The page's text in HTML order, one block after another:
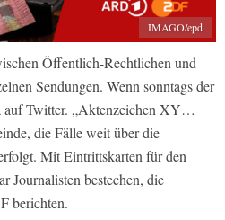
IMAGO/epd
Öffentlich-Rechtlichen und
Sendungen. Wenn sonntags der
auf Twitter. „Aktenzeichen XY…
die Fälle weit über die
Mit Eintrittskarten für den
Journalisten bestechen, die
berichten.